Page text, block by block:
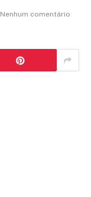
Nenhum comentário